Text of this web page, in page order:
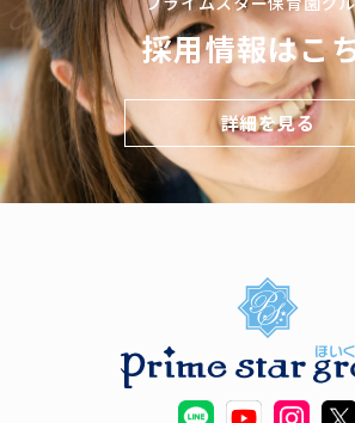
採用情報はこ
詳細を見る